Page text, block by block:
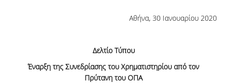
Αθήνα, 30 Ιανουαρίου 2020
Δελτίο Τύπου
Έναρξη της Συνεδρίασης του Χρηματιστηρίου από τον
Πρύτανη του ΟΠΑ